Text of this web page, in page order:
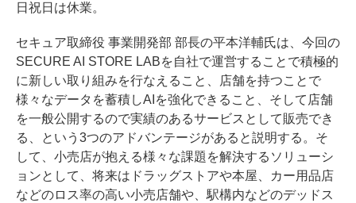
日祝日は休業。
セキュア取締役 事業開発部 部長の平本洋輔氏は、今回の
SECURE AI STORE LABを自社で運営することで積極的
に新しい取り組みを行なえること、店舗を持つことで
様々なデータを蓄積しAIを強化できること、そして店舗
を一般公開するので実績のあるサービスとして販売でき
る、という3つのアドバンテージがあると説明する。そ
して、小売店が抱える様々な課題を解決するソリューシ
ョンとして、将来はドラッグストアや本屋、カー用品店
などのロス率の高い小売店舗や、駅構内などのデッドス